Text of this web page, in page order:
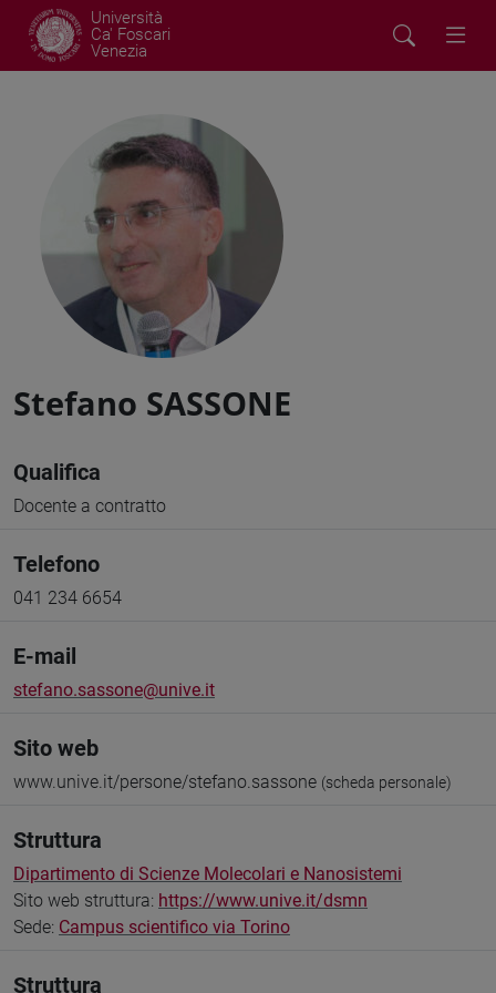
Università
Ca' Foscari
Venezia
Stefano SASSONE
Qualifica
Docente a contratto
Telefono
041 234 6654
E-mail
stefano.sassone@unive.it
Sito web
www.unive.it/persone/stefano.sassone (scheda personale)
Struttura
Dipartimento di Scienze Molecolari e Nanosistemi
Sito web struttura: https://www.unive.it/dsmn
Sede: Campus scientifico via Torino
Struttura